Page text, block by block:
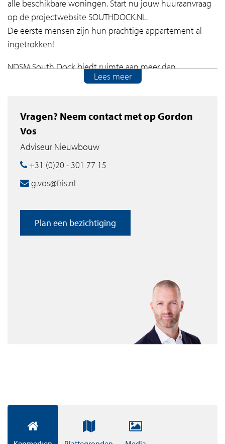
alle beschikbare woningen. Start nu jouw huuraanvraag
op de projectwebsite SOUTHDOCK.NL.
De eerste mensen zijn hun prachtige appartement al
ingetrokken!
NDSM South Dock biedt ruimte aan meer dan
tweehonderd appartementen. Van
raampartijen halen het daglicht naar binnen, de
buitenruimtes – een terras of balkon – geven een gevoel
van ruimte. De appartementen zijn slim ingedeeld,
waardoor de beschikbare ruimte optimaal wordt benut.
De badkamer en keuken zijn van alle gemakken voorzien.
NDSM South Dock ligt direct aan het water en bestaat uit
meerdere gebouwen. De 18 verdiepingen hoge toren en
de grote raampartijen geven NDSM South Dock een
gereserveerd voor commerciële activiteiten: kantoren,
winkels en horeca. Daarboven komen appartementen.
NDSM South Dock staat ook voor gemak. Zo is er een
ondergrondse parkeergarage en dankzij de bringme
service in de lobby mis je nooit meer een pakketje.
NDSM bruist van de energie, het is dé plek voor mensen
die alles uit het leven willen halen. In de directe
Lees meer
Vragen? Neem contact met op Gordon
Vos
Adviseur Nieuwbouw
+31 (0)20 - 301 77 15
g.vos@fris.nl
Plan een bezichtiging